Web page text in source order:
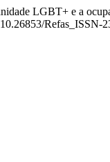
LGBT+ e a
Refas_ISSN-